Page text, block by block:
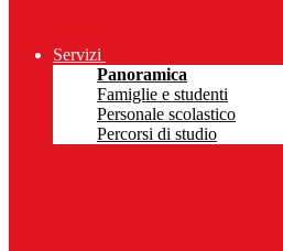
Servizi
Panoramica
Famiglie e studenti
Personale scolastico
Percorsi di studio